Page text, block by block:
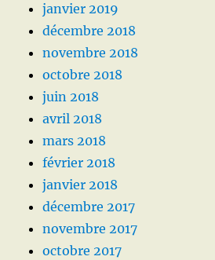
janvier 2019
décembre 2018
novembre 2018
octobre 2018
juin 2018
avril 2018
mars 2018
février 2018
janvier 2018
décembre 2017
novembre 2017
octobre 2017